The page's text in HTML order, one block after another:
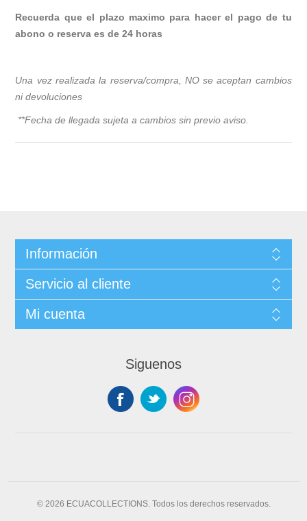
Recuerda que el plazo maximo para hacer el pago de tu
abono o reserva es de 24 horas
Una vez realizada la reserva/compra, NO se aceptan cambios
ni devoluciones
**Fecha de llegada sujeta a cambios sin previo aviso.
Información
Servicio al cliente
Mi cuenta
Siguenos
© 2026 ECUACOLLECTIONS. Todos los derechos reservados.